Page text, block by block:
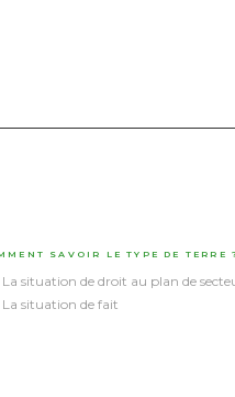
SAVOIR LE TYPE DE TERRE ?
situation de droit au plan de
La situation de fait